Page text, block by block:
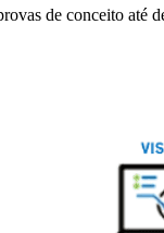
de conceito até